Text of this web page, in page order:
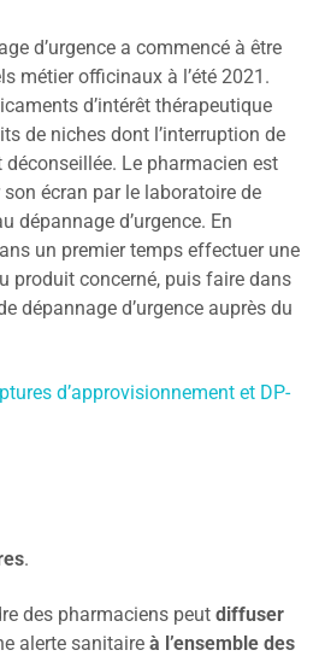
d’urgence a commencé à être
métier officinaux à l’été 2021.
d’intérêt thérapeutique
de niches dont l’interruption de
Le pharmacien est
écran par le laboratoire de
dépannage d’urgence. En
un premier temps effectuer une
produit concerné, puis faire dans
dépannage d’urgence auprès du
d’approvisionnement et DP-
.
des pharmaciens peut diffuser
alerte sanitaire à l’ensemble des